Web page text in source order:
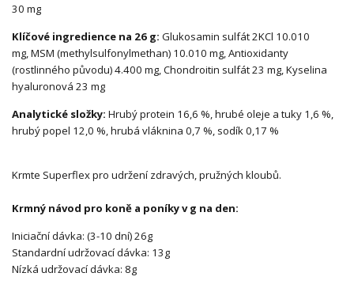
30 mg
Klíčové ingredience na 26 g: Glukosamin sulfát 2KCl 10.010
mg, MSM (methylsulfonylmethan) 10.010 mg, Antioxidanty
(rostlinného původu) 4.400 mg, Chondroitin sulfát 23 mg, Kyselina
hyaluronová 23 mg
Analytické složky: Hrubý protein 16,6 %, hrubé oleje a tuky 1,6 %,
hrubý popel 12,0 %, hrubá vláknina 0,7 %, sodík 0,17 %
Krmte Superflex pro udržení zdravých, pružných kloubů.
Krmný návod pro koně a poníky v g na den:
Iniciační dávka: (3-10 dní) 26g
Standardní udržovací dávka: 13g
Nízká udržovací dávka: 8g